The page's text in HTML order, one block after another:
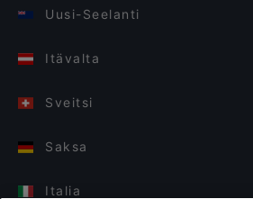
Uusi-Seelanti
Itävalta
Sveitsi
Saksa
Italia